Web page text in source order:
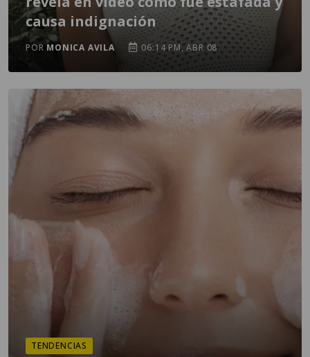
causa indignación
POR MONICA AVILA 06:14 PM, ABR 08
TENDENCIAS